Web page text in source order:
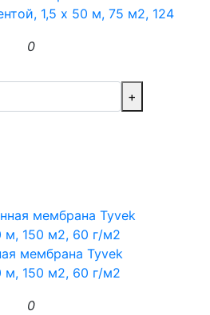
1,5 x 50 м, 75 м2, 124
0
+
мембрана Tyvek
м, 150 м2, 60 г/м2
0